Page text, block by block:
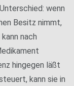
wenn
Besitz nimmt,
nach
hingegen läßt
kann sie in